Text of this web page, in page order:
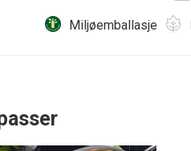
Miljøemballasje